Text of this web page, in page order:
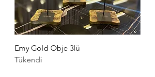
Emy Gold Obje 3lü
Tükendi